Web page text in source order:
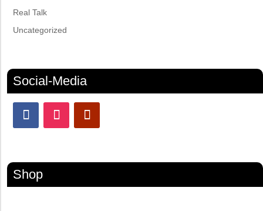
Real Talk
Uncategorized
Social-Media
Shop